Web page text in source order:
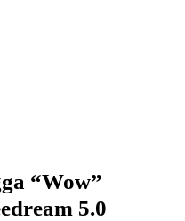
“Wow”
5.0